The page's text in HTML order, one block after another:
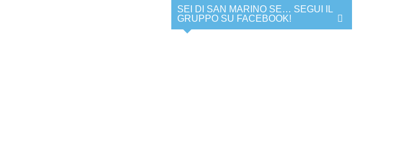
SEI DI SAN MARINO SE… SEGUI IL
GRUPPO SU FACEBOOK!